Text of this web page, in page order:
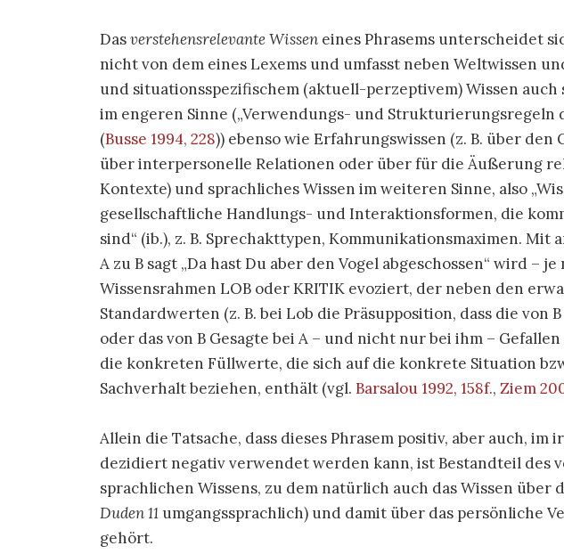
Dasverstehensrelevante Wissen eines Phrasems unterscheidet
nicht von dem eines Lexems und umfasst neben Weltwissen
und situationsspezifischem (aktuell-perzeptivem) Wissen auch
im engeren Sinne („Verwendungs- und Strukturierungsregeln
(Busse 1994, 228)) ebenso wie Erfahrungswissen (z. B. über den
über interpersonelle Relationen oder über für die Äußerung
Kontexte) und sprachliches Wissen im weiteren Sinne, also
gesellschaftliche Handlungs- und Interaktionsformen, die
sind“ (ib.), z. B. Sprechakttypen, Kommunikationsmaximen. Mit
A zu B sagt „Da hast Du aber den Vogel abgeschossen“ wird –
Wissensrahmen LOB oder KRITIK evoziert, der neben den
Standardwerten (z. B. bei Lob die Präsupposition, dass die von
oder das von B Gesagte bei A – und nicht nur bei ihm –
die konkreten Füllwerte, die sich auf die konkrete Situation
Sachverhalt beziehen, enthält (vgl. Barsalou 1992, 158f., Ziem
Allein die Tatsache, dass dieses Phrasem positiv, aber auch, im
dezidiert negativ verwendet werden kann, ist Bestandteil des
sprachlichen Wissens, zu dem natürlich auch das Wissen über
Duden 11 umgangssprachlich) und damit über das persönliche
gehört.